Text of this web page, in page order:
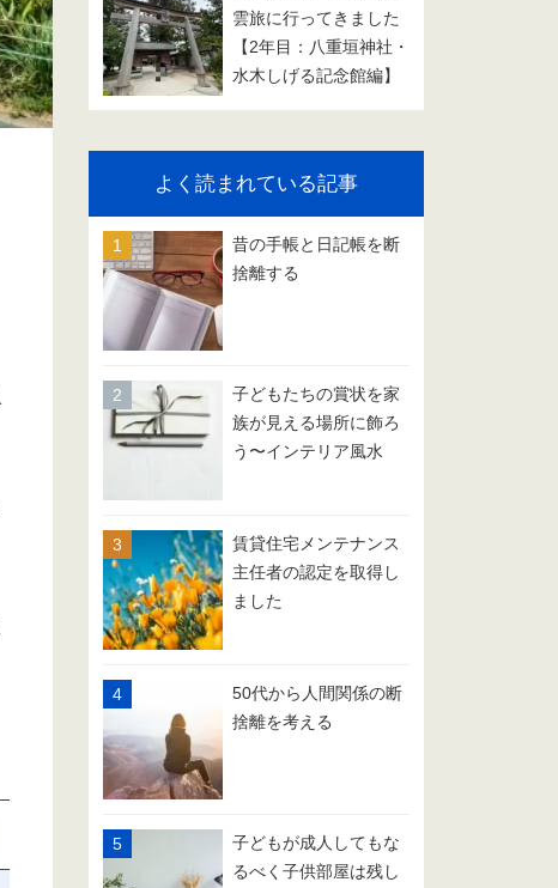
雲旅に行ってきました
【2年目：八重垣神社・
水木しげる記念館編】
よく読まれている記事
昔の手帳と日記帳を断
捨離する
子どもたちの賞状を家
族が見える場所に飾ろ
う〜インテリア風水
賃貸住宅メンテナンス
主任者の認定を取得し
ました
50代から人間関係の断
捨離を考える
子どもが成人してもな
るべく子供部屋は残し